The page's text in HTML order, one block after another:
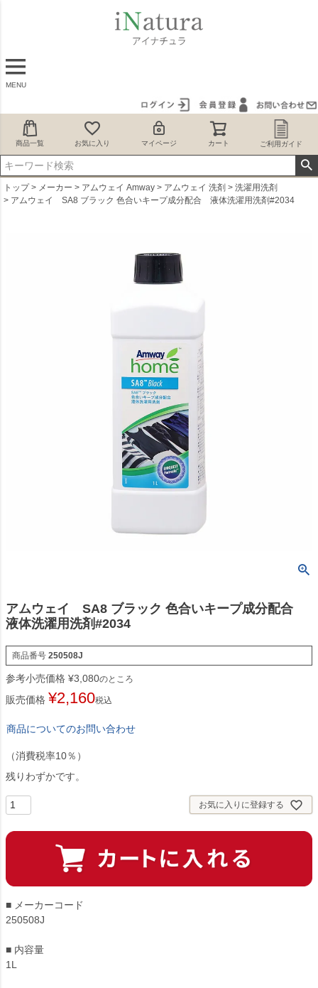
MENU
商品一覧 お気に入り マイページ カート ご利用ガイド
トップ メーカー アムウェイ Amway アムウェイ 洗剤
洗濯用洗剤
アムウェイ SA8 ブラック 色合いキープ成分配合 液体洗濯用洗剤#2034
アムウェイ SA8 ブラック 色合いキープ成分配合
液体洗濯用洗剤#2034
商品番号 250508J
参考小売価格 ¥3,080のところ
販売価格 ¥2,160税込
商品についてのお問い合わせ
（消費税率10％）
残りわずかです。
お気に入りに登録する
■ メーカーコード
250508J
■ 内容量
1L